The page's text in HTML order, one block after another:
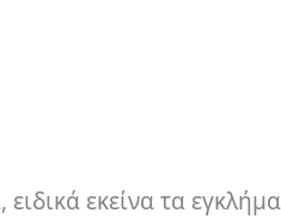
εκείνα τα